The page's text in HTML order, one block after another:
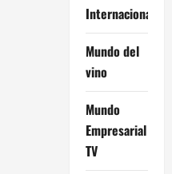
Internacional
Mundo del
vino
Mundo
Empresarial
TV